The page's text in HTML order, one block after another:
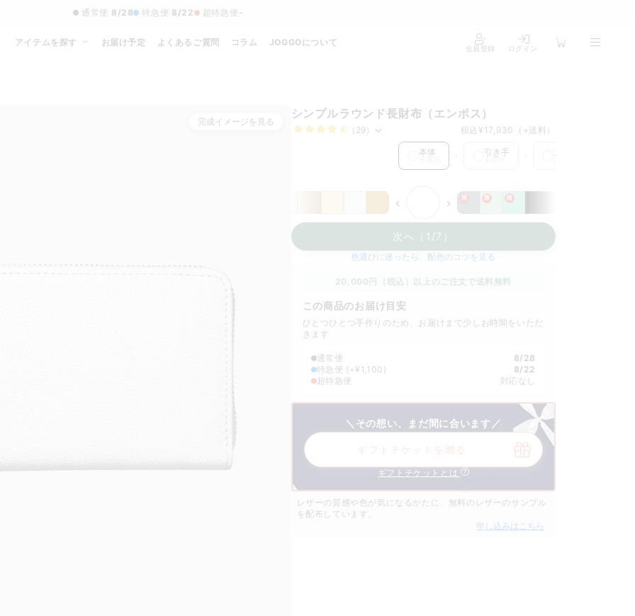
通常便 8/28 特急便 8/22 超特急便−
アイテムを探す お届け予定 よくあるご質問 コラム JOGGOについて
会員登録 ログイン
完成イメージを見る
本体 引き手 カードポケット1
限 限 限
‹ ›
シンプルラウンド長財布（エンボス）
（29） 税込 ¥17,930 （+送料）
次へ（1/7）
色選びに迷ったら、配色のコツを見る
20,000円（税込）以上のご注文で送料無料
この商品のお届け目安
ひとつひとつ手作りのため、お届けまで少しお時間をいただ
きます
通常便
8/28
特急便 (+¥1,100)
8/22
超特急便
対応なし
＼その想い、まだ間に合います／
ギフトチケットを贈る
ギフトチケットとは
レザーの質感や色が気になるかたに、無料のレザーのサンプル
を配布しています。
申し込みはこちら